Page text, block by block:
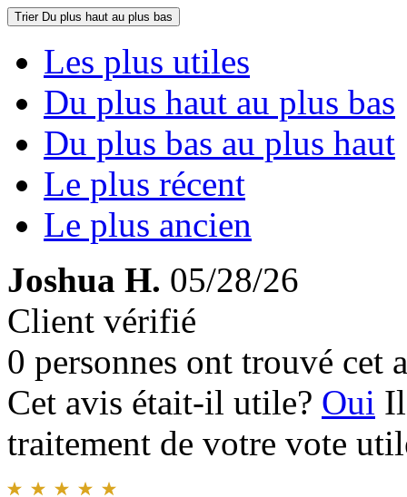
Trier Du plus haut au plus bas
Les plus utiles
Du plus haut au plus bas
Du plus bas au plus haut
Le plus récent
Le plus ancien
Joshua H. 05/28/26
Client vérifié
0 personnes ont trouvé cet
Cet avis était-il utile? Oui
traitement de votre vote